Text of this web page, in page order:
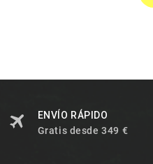
ENVÍO RÁPIDO
Gratis desde 349 €